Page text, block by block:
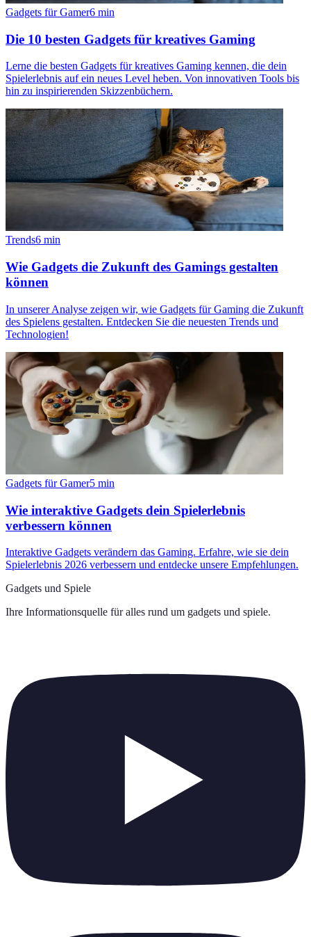
Gadgets für Gamer6 min
Die 10 besten Gadgets für kreatives Gaming
Lerne die besten Gadgets für kreatives Gaming kennen, die dein
Spielerlebnis auf ein neues Level heben. Von innovativen Tools bis
hin zu inspirierenden Skizzenbüchern.
Trends6 min
Wie Gadgets die Zukunft des Gamings gestalten
können
In unserer Analyse zeigen wir, wie Gadgets für Gaming die Zukunft
des Spielens gestalten. Entdecken Sie die neuesten Trends und
Technologien!
Gadgets für Gamer5 min
Wie interaktive Gadgets dein Spielerlebnis
verbessern können
Interaktive Gadgets verändern das Gaming. Erfahre, wie sie dein
Spielerlebnis 2026 verbessern und entdecke unsere Empfehlungen.
Gadgets und Spiele
Ihre Informationsquelle für alles rund um gadgets und spiele.